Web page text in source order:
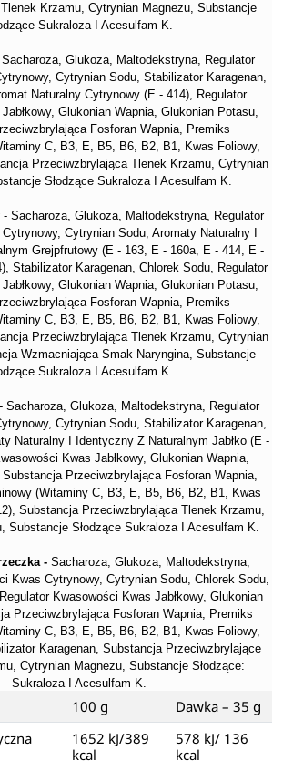
Krzamu, Cytrynian Magnezu, Substancje
Sukraloza I Acesulfam K.
Glukoza, Maltodekstryna, Regulator
Cytrynian Sodu, Stabilizator Karagenan,
Naturalny Cytrynowy (E - 414), Regulator
Glukonian Wapnia, Glukonian Potasu,
Fosforan Wapnia, Premiks
C, B3, E, B5, B6, B2, B1, Kwas Foliowy,
Przeciwzbrylająca Tlenek Krzamu, Cytrynian
Słodzące Sukraloza I Acesulfam K.
- Sacharoza, Glukoza, Maltodekstryna, Regulator
Cytrynian Sodu, Aromaty Naturalny I
Grejpfrutowy (E - 163, E - 160a, E - 414, E -
Stabilizator Karagenan, Chlorek Sodu, Regulator
Glukonian Wapnia, Glukonian Potasu,
Fosforan Wapnia, Premiks
C, B3, E, B5, B6, B2, B1, Kwas Foliowy,
Przeciwzbrylająca Tlenek Krzamu, Cytrynian
Wzmacniająca Smak Naryngina, Substancje
Sukraloza I Acesulfam K.
- Sacharoza, Glukoza, Maltodekstryna, Regulator
Cytrynian Sodu, Stabilizator Karagenan,
Naturalny I Identyczny Z Naturalnym Jabłko (E -
Kwas Jabłkowy, Glukonian Wapnia,
Przeciwzbrylająca Fosforan Wapnia,
(Witaminy C, B3, E, B5, B6, B2, B1, Kwas
Substancja Przeciwzbrylająca Tlenek Krzamu,
Substancje Słodzące Sukraloza I Acesulfam K.
- Sacharoza, Glukoza, Maltodekstryna,
Kwas Cytrynowy, Cytrynian Sodu, Chlorek Sodu,
Kwasowości Kwas Jabłkowy, Glukonian
Przeciwzbrylająca Fosforan Wapnia, Premiks
C, B3, E, B5, B6, B2, B1, Kwas Foliowy,
Karagenan, Substancja Przeciwzbrylające
Cytrynian Magnezu, Substancje Słodzące:
Sukraloza I Acesulfam K.
100 g
Dawka – 35 g
1652 kJ/389
kcal
578 kJ/ 136
kcal